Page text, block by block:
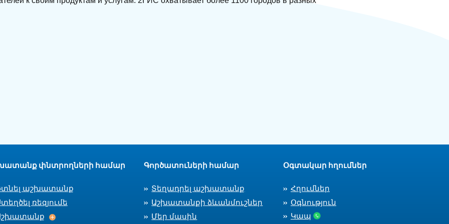
փնտրողների համար
աշխատանք
ռեզյումե
Աշխատանք
Գործատուների համար
Տեղադրել աշխատանք
Աշխատանքի ձևանմուշներ
Մեր մասին
Օգտակար հղումներ
Հղումներ
Օգնություն
Կապ